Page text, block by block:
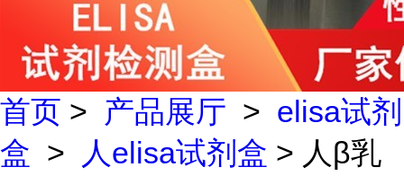
首页 > 产品展厅 > elisa试剂
盒 > 人elisa试剂盒 > 人β乳